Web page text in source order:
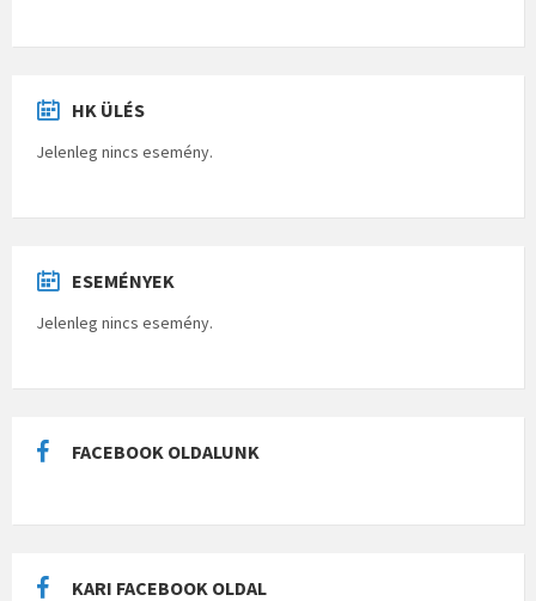
HK ÜLÉS
Jelenleg nincs esemény.
ESEMÉNYEK
Jelenleg nincs esemény.
FACEBOOK OLDALUNK
KARI FACEBOOK OLDAL